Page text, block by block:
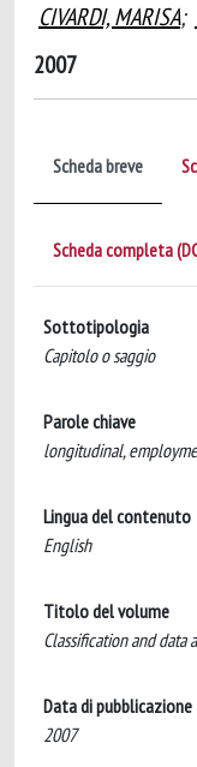
CIVARDI, MARISA;
2007
Scheda breve
Scheda completa
Sottotipologia
Capitolo o saggio
Parole chiave
longitudinal,
Lingua del contenuto
English
Titolo del volume
Classification and data
Data di pubblicazione
2007